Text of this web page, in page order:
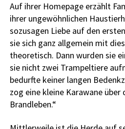
Auf ihrer Homepage erzählt
ihrer ungewöhnlichen
sozusagen Liebe auf den
sie sich ganz allgemein mit
theoretisch. Dann wurden sie
sie nicht zwei Trampeltiere
bedurfte keiner langen
zog eine kleine Karawane über
Brandleben.“